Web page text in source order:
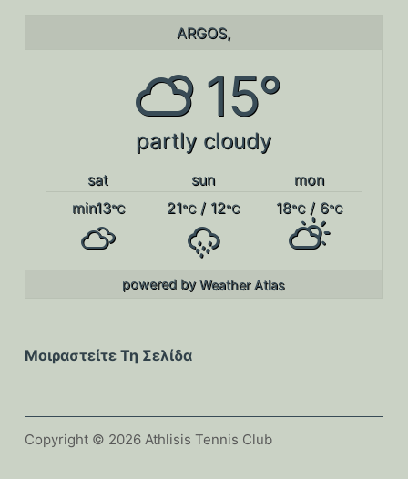
ARGOS,
15°
partly cloudy
sat sun
mon
min13°C 21°C/ 12°C 18°C/ 6°C
powered byWeather Atlas
Μοιραστείτε Τη Σελίδα
Copyright © 2026 Athlisis Tennis Club